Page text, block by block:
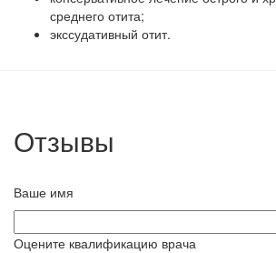
среднего отита;
экссудативный отит.
Отзывы
Ваше имя
Оцените квалификацию врача